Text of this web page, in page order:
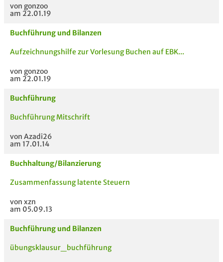
von gonzoo
am 22.01.19
Buchführung und Bilanzen
Aufzeichnungshilfe zur Vorlesung Buchen auf EBK...
von gonzoo
am 22.01.19
Buchführung
Buchführung Mitschrift
von Azadi26
am 17.01.14
Buchhaltung/Bilanzierung
Zusammenfassung latente Steuern
von xzn
am 05.09.13
Buchführung und Bilanzen
übungsklausur_buchführung